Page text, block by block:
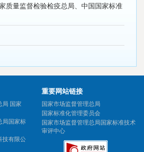
质量监督检验检疫总局、中国国家标准
局 国家
局国家标
技有限公
重要网站链接
国家市场监督管理总局
国家标准化管理委员会
国家市场监督管理总局国家标准技术
审评中心